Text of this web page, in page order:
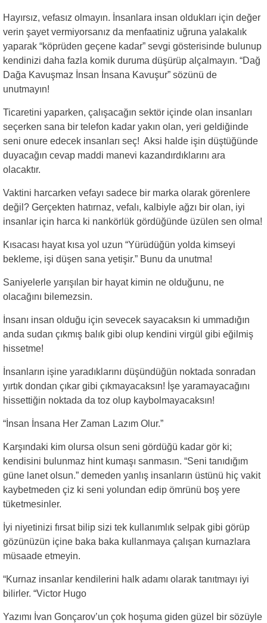
Hayırsız, vefasız olmayın. İnsanlara insan oldukları için değer
verin şayet vermiyorsanız da menfaatiniz uğruna yalakalık
yaparak “köprüden geçene kadar” sevgi gösterisinde bulunup
kendinizi daha fazla komik duruma düşürüp alçalmayın. “Dağ
Dağa Kavuşmaz İnsan İnsana Kavuşur” sözünü de
unutmayın!
Ticaretini yaparken, çalışacağın sektör içinde olan insanları
seçerken sana bir telefon kadar yakın olan, yeri geldiğinde
seni onure edecek insanları seç! Aksi halde işin düştüğünde
duyacağın cevap maddi manevi kazandırdıklarını ara
olacaktır.
Vaktini harcarken vefayı sadece bir marka olarak görenlere
değil? Gerçekten hatırnaz, vefalı, kalbiyle ağzı bir olan, iyi
insanlar için harca ki nankörlük gördüğünde üzülen sen olma!
Kısacası hayat kısa yol uzun “Yürüdüğün yolda kimseyi
bekleme, işi düşen sana yetişir.” Bunu da unutma!
Saniyelerle yarışılan bir hayat kimin ne olduğunu, ne
olacağını bilemezsin.
İnsanı insan olduğu için sevecek sayacaksın ki ummadığın
anda sudan çıkmış balık gibi olup kendini virgül gibi eğilmiş
hissetme!
İnsanların işine yaradıklarını düşündüğün noktada sonradan
yırtık dondan çıkar gibi çıkmayacaksın! İşe yaramayacağını
hissettiğin noktada da toz olup kaybolmayacaksın!
“İnsan İnsana Her Zaman Lazım Olur.”
Karşındaki kim olursa olsun seni gördüğü kadar gör ki;
kendisini bulunmaz hint kumaşı sanmasın. “Seni tanıdığım
güne lanet olsun.” demeden yanlış insanların üstünü hiç vakit
kaybetmeden çiz ki seni yolundan edip ömrünü boş yere
tüketmesinler.
İyi niyetinizi fırsat bilip sizi tek kullanımlık selpak gibi görüp
gözünüzün içine baka baka kullanmaya çalışan kurnazlara
müsaade etmeyin.
“Kurnaz insanlar kendilerini halk adamı olarak tanıtmayı iyi
bilirler. “Victor Hugo
Yazımı İvan Gonçarov’un çok hoşuma giden güzel bir sözüyle